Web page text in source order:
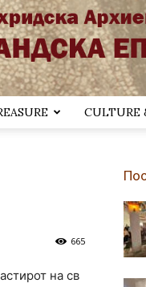
CULTURE
665
на св